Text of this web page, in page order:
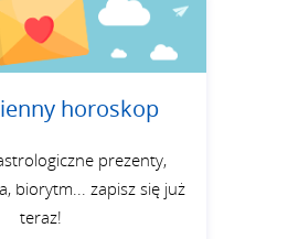
horoskop
prezenty,
biorytm... zapisz się już
teraz!